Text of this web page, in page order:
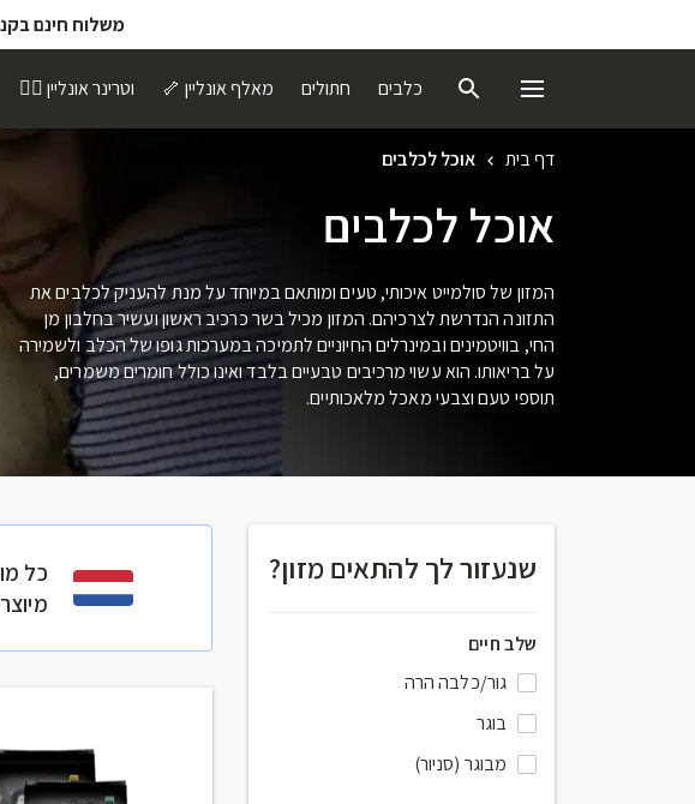
משלוח חינם בקניה
כלבים חתולים מאלף אונליין 🦴 וטרינר אונליין 👩‍⚕️
דף בית אוכל לכלבים
אוכל לכלבים
המזון של סולמייט איכותי, טעים ומותאם במיוחד על מנת להעניק לכלבים את
התזונה הנדרשת לצרכיהם. המזון מכיל בשר כרכיב ראשון ועשיר בחלבון מן
החי, בוויטמינים ובמינרלים החיוניים לתמיכה במערכות גופו של הכלב ולשמירה
על בריאותו. הוא עשוי מרכיבים טבעיים בלבד ואינו כולל חומרים משמרים,
תוספי טעם וצבעי מאכל מלאכותיים.
שנעזור לך להתאים מזון?
שלב חיים
גור/כלבה הרה
בוגר
מבוגר (סניור)
כל